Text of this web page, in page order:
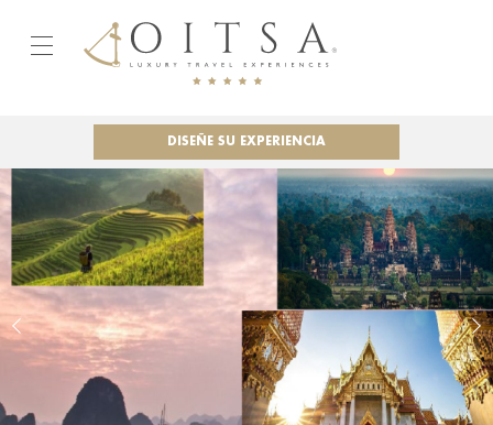
DISEÑE SU EXPERIENCIA